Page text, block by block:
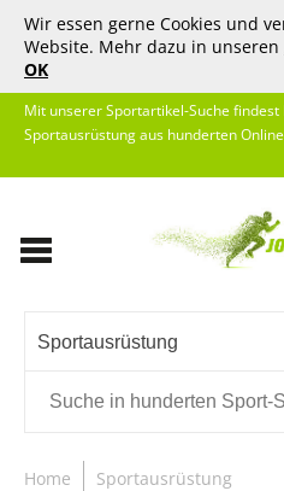
Wir essen gerne Cookies und
Website. Mehr dazu in unseren
OK
Mit unserer Sportartikel-Suche
Sportausrüstung aus hunderten
Sportausrüstung
Home Sportausrüstung